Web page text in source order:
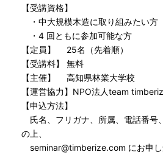
【受講資格】
・中大規模木造に取り組みたい方
・4 回ともに参加可能な方
【定員】 25名（先着順）
【受講料】 無料
【主催】 高知県林業大学校
【運営協力】NPO法人team
【申込方法】
氏名、フリガナ、所属、電話番号
の上、
seminar@timberize.com にお申し